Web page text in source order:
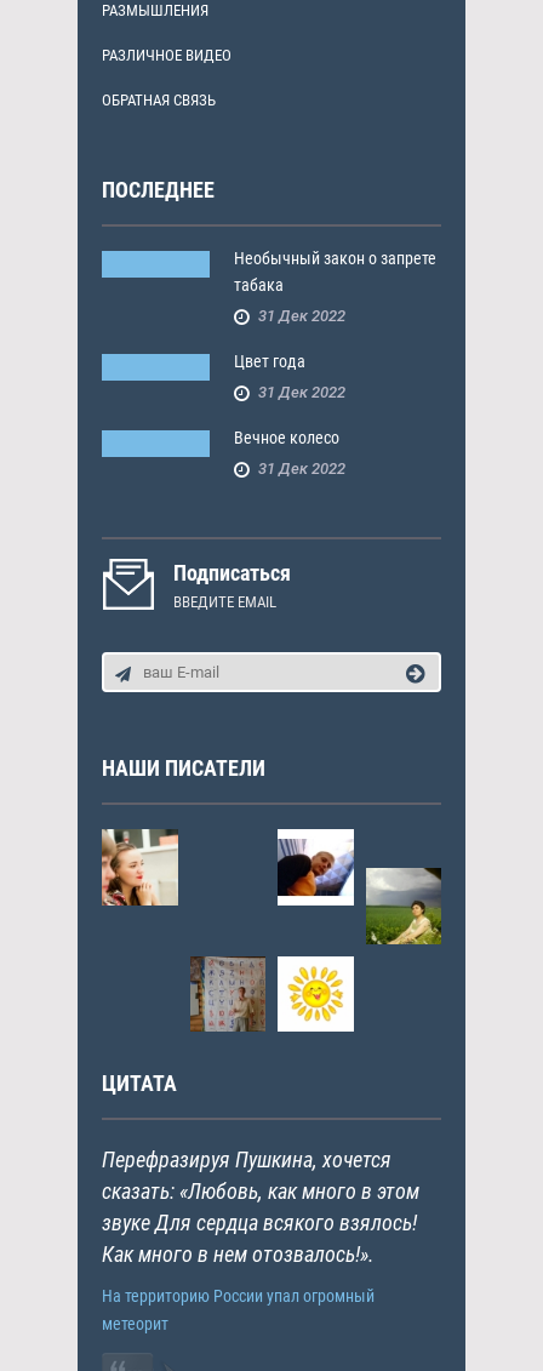
РАЗМЫШЛЕНИЯ
РАЗЛИЧНОЕ ВИДЕО
ОБРАТНАЯ СВЯЗЬ
ПОСЛЕДНЕЕ
Необычный закон о запрете
табака
31 Дек 2022
Цвет года
31 Дек 2022
Вечное колесо
31 Дек 2022
Подписаться
ВВЕДИТЕ EMAIL
НАШИ ПИСАТЕЛИ
ЦИТАТА
Перефразируя Пушкина, хочется
сказать: «Любовь, как много в этом
звуке Для сердца всякого взялось!
Как много в нем отозвалось!».
На территорию России упал огромный
метеорит